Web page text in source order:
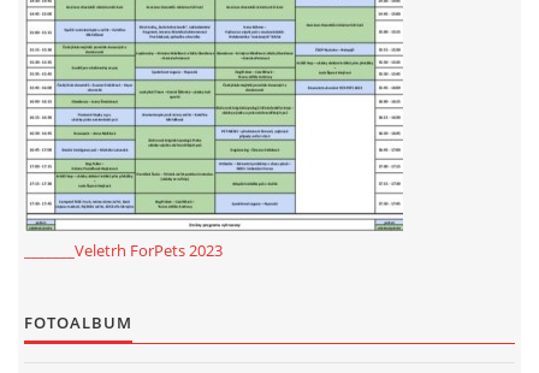
_______Veletrh ForPets 2023
FOTOALBUM